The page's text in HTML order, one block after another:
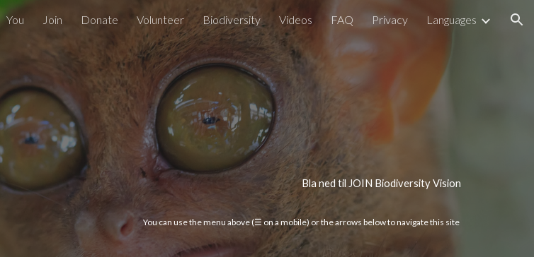
Skip to navigation
You Join Donate Volunteer Biodiversity Videos FAQ Privacy Languages
Bla ned til JOIN Biodiversity Vision
You can use the menu above (☰ on a mobile) or the arrows below to navigate this site